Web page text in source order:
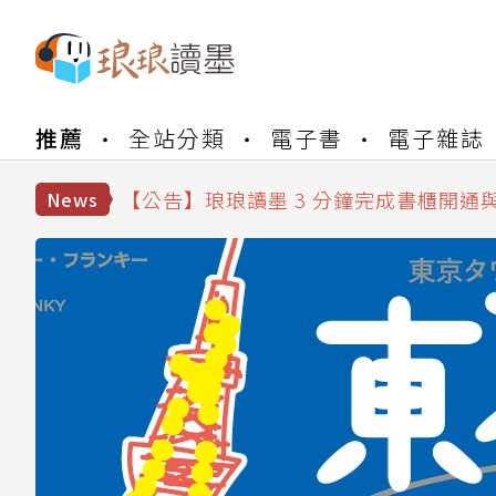
推薦 全站分類 電子書 電子雜誌
News
【公告】琅琅讀墨數位閱讀資產合併與
【公告】琅琅讀墨 3 分鐘完成書櫃開
【公告】琅琅讀墨數位閱讀資產合併與